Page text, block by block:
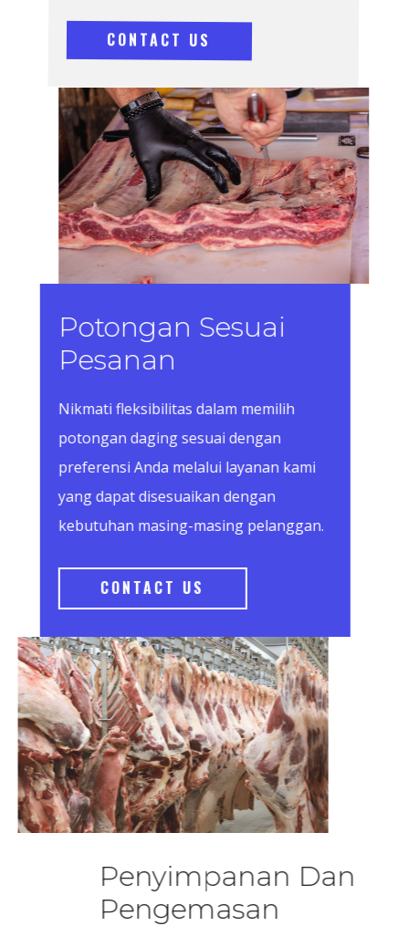
CONTACT US
Potongan Sesuai
Pesanan
Nikmati fleksibilitas dalam memilih
potongan daging sesuai dengan
preferensi Anda melalui layanan kami
yang dapat disesuaikan dengan
kebutuhan masing-masing pelanggan.
CONTACT US
Penyimpanan Dan
Pengemasan